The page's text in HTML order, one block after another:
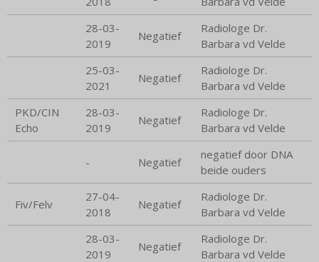
28-03-
2019
Negatief
Radiologe Dr.
Barbara vd Velde
25-03-
2021
Negatief
Radiologe Dr.
Barbara vd Velde
PKD/CIN
Echo
28-03-
2019
Negatief
Radiologe Dr.
Barbara vd Velde
- Negatief
negatief door DNA
beide ouders
Fiv/Felv
27-04-
2018
Negatief
Radiologe Dr.
Barbara vd Velde
28-03-
2019
Negatief
Radiologe Dr.
Barbara vd Velde